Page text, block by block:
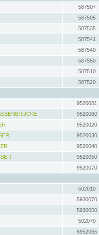
587507
587505
587535
587541
587540
587550
587510
587520
9520081
9520060
9520020
9520030
9520040
9520050
9520070
502010
5930070
5930050
502070
5952065